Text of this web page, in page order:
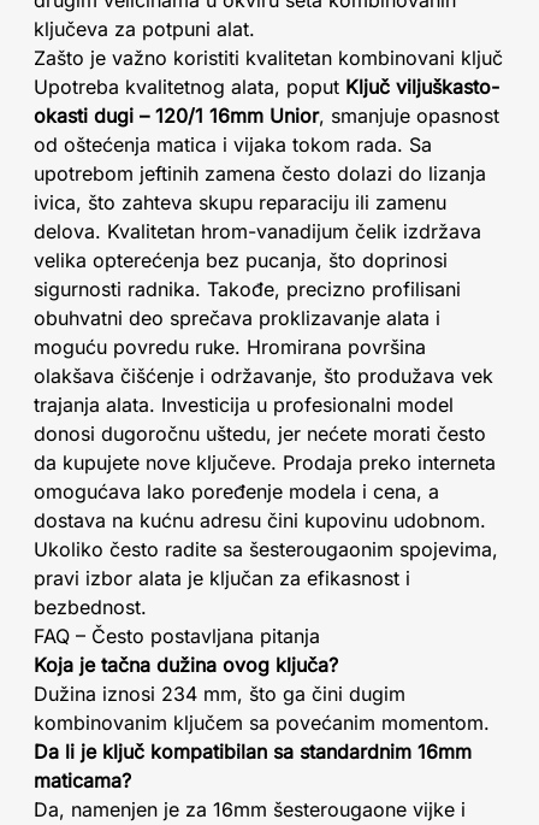
ključeva za potpuni alat.
Zašto je važno koristiti kvalitetan kombinovani ključ
Upotreba kvalitetnog alata, poput Ključ viljuškasto-
okasti dugi – 120/1 16mm Unior, smanjuje opasnost
od oštećenja matica i vijaka tokom rada. Sa
upotrebom jeftinih zamena često dolazi do lizanja
ivica, što zahteva skupu reparaciju ili zamenu
delova. Kvalitetan hrom-vanadijum čelik izdržava
velika opterećenja bez pucanja, što doprinosi
sigurnosti radnika. Takođe, precizno profilisani
obuhvatni deo sprečava proklizavanje alata i
moguću povredu ruke. Hromirana površina
olakšava čišćenje i održavanje, što produžava vek
trajanja alata. Investicija u profesionalni model
donosi dugoročnu uštedu, jer nećete morati često
da kupujete nove ključeve. Prodaja preko interneta
omogućava lako poređenje modela i cena, a
dostava na kućnu adresu čini kupovinu udobnom.
Ukoliko često radite sa šesterougaonim spojevima,
pravi izbor alata je ključan za efikasnost i
bezbednost.
FAQ – Često postavljana pitanja
Koja je tačna dužina ovog ključa?
Dužina iznosi 234 mm, što ga čini dugim
kombinovanim ključem sa povećanim momentom.
Da li je ključ kompatibilan sa standardnim 16mm
maticama?
Da, namenjen je za 16mm šesterougaone vijke i